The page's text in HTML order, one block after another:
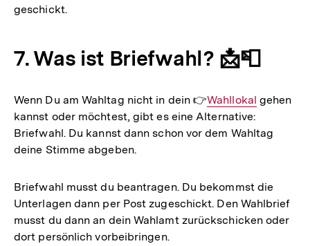
geschickt.
7. Was ist Briefwahl? 📩📮
Wenn Du am Wahltag nicht in dein 👉Interner
Link:
Wahllokal gehen
kannst oder möchtest, gibt es eine Alternative:
Briefwahl. Du kannst dann schon vor dem Wahltag
deine Stimme abgeben.
Briefwahl musst du beantragen. Du bekommst die
Unterlagen dann per Post zugeschickt. Den Wahlbrief
musst du dann an dein Wahlamt zurückschicken oder
dort persönlich vorbeibringen.